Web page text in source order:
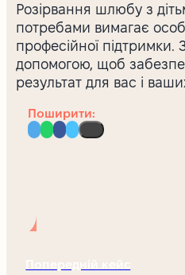
Розірвання шлюбу з
потребами вимагає
професійної підтримки.
допомогою, щоб
результат для вас і
Поширити:
Попередній кейс